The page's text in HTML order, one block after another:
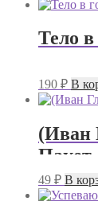
Тело
190 ₽ В
(Иван
49 ₽ В